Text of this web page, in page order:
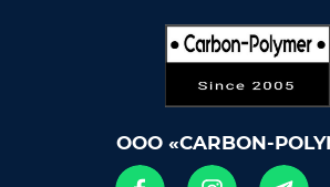
ООО «CARBON-